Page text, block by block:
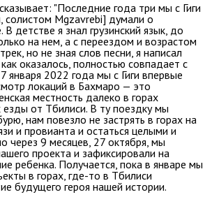
"Последние года три мы с Гиги
Mgzavrebi] думали о
детстве я знал грузинский язык, до
на нем, а с переездом и возрастом
но не зная слов песни, я написал
оказалось, полностью совпадает с
января 2022 года мы с Гиги впервые
локаций в Бахмаро — это
местность далеко в горах
от Тбилиси. В ту поездку мы
нам повезло не застрять в горах на
и провианта и остаться целыми и
через 9 месяцев, 27 октября, мы
проекта и зафиксировали на
ребенка. Получается, пока в январе мы
в горах, где-то в Тбилиси
будущего героя нашей истории.